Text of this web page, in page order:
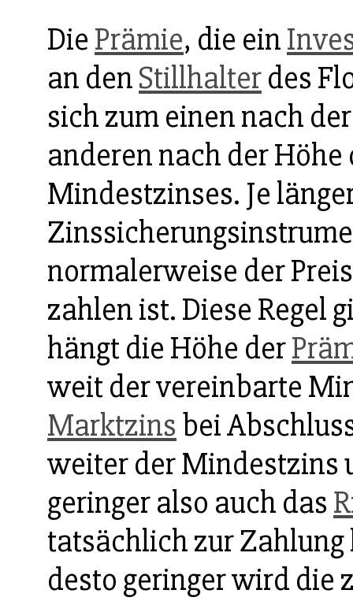
Die Prämie, die ein
an denStillhalterdes
sich zum einen nach
anderen nach der
Mindestzinses. Je
normalerweise der
zahlen ist. Diese Regel
hängt die Höhe der
weit der vereinbarte
Marktzins bei
weiter der Mindestzins
geringer also auch das
tatsächlich zur
desto geringer wird die